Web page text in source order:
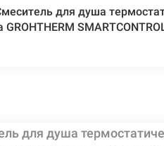
для душа
для душа